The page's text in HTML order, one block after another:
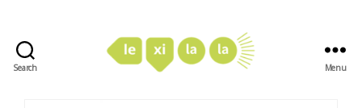
Search Menu